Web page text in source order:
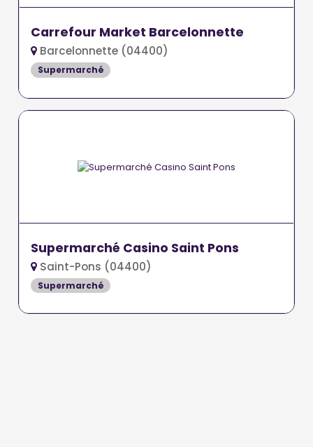
Carrefour Market Barcelonnette
Barcelonnette (04400)
Supermarché
Supermarché Casino Saint Pons
Saint-Pons (04400)
Supermarché